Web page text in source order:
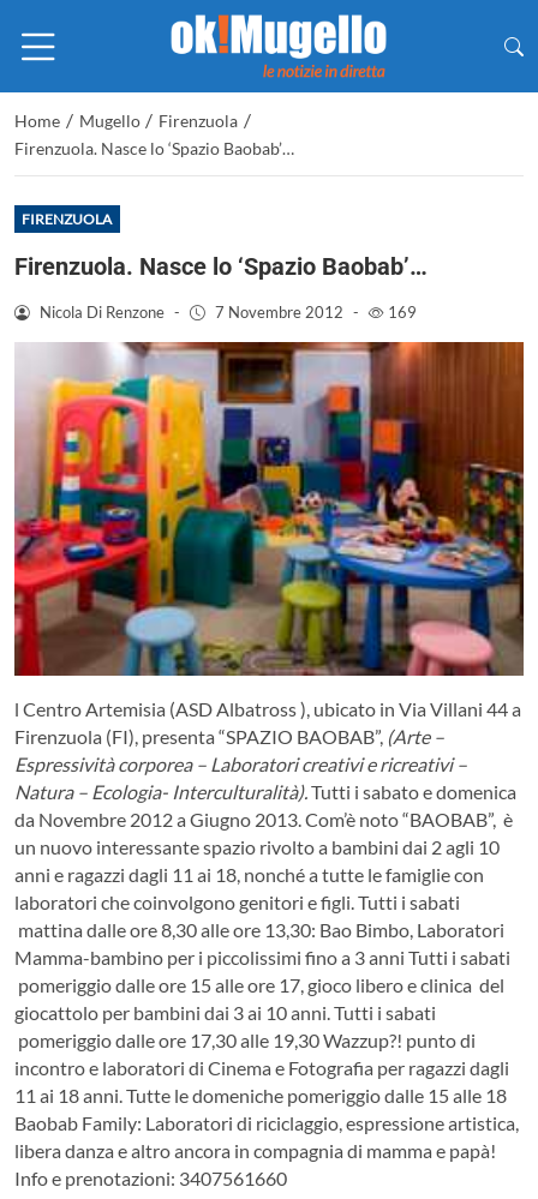
Home / Mugello / Firenzuola /
Firenzuola. Nasce lo ‘Spazio Baobab’…
FIRENZUOLA
Firenzuola. Nasce lo ‘Spazio Baobab’…
Nicola Di Renzone - 7 Novembre 2012 - 169
l Centro Artemisia (ASD Albatross ), ubicato in Via Villani 44 a
Firenzuola (FI), presenta “SPAZIO BAOBAB”, (Arte –
Espressività corporea – Laboratori creativi e ricreativi –
Natura – Ecologia- Interculturalità).Tutti i sabato e domenica
da Novembre 2012 a Giugno 2013. Com’è noto “BAOBAB”, è
un nuovo interessante spazio rivolto a bambini dai 2 agli 10
anni e ragazzi dagli 11 ai 18, nonché a tutte le famiglie con
laboratori che coinvolgono genitori e figli.Tutti i sabati
mattina dalle ore 8,30 alle ore 13,30: Bao Bimbo, Laboratori
Mamma-bambino per i piccolissimi fino a 3 anni Tutti i sabati
pomeriggio dalle ore 15 alle ore 17, gioco libero e clinica del
giocattolo per bambini dai 3 ai 10 anni. Tutti i sabati
pomeriggio dalle ore 17,30 alle 19,30 Wazzup?! punto di
incontro e laboratori di Cinema e Fotografia per ragazzi dagli
11 ai 18 anni. Tutte le domeniche pomeriggio dalle 15 alle 18
Baobab Family: Laboratori di riciclaggio, espressione artistica,
libera danza e altro ancora in compagnia di mamma e papà!
Info e prenotazioni: 3407561660